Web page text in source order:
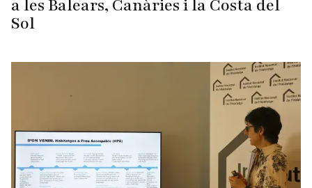
a les Balears, Canàries i la Costa del
Sol